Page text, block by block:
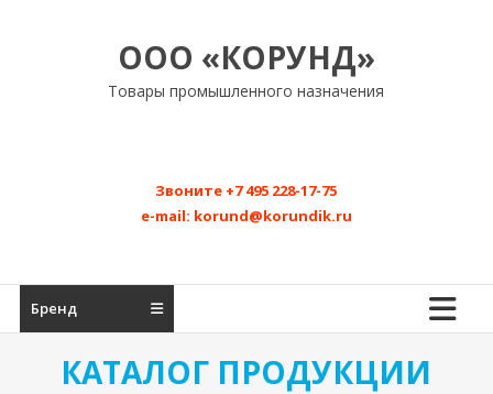
ООО «КОРУНД»
Товары промышленного назначения
Звоните +7 495 228-17-75
e-mail: korund@korundik.ru
Бренд
КАТАЛОГ ПРОДУКЦИИ